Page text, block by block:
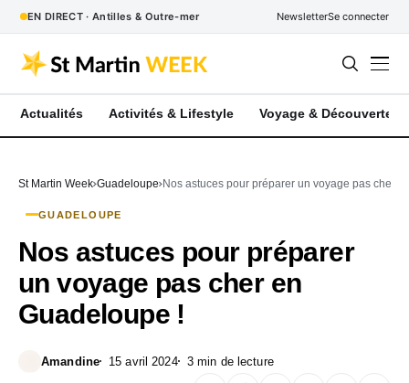
EN DIRECT · Antilles & Outre-mer NewsletterSe connecter
Actualités Activités & Lifestyle Voyage & Découverte
St Martin Week Guadeloupe Nos astuces pour préparer un voyage pas cher
GUADELOUPE
Nos astuces pour préparer
un voyage pas cher en
Guadeloupe !
Amandine 15 avril 2024 3 min de lecture